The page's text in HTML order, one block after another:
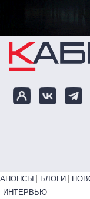
Перейти к
Primary links bottom
АНОНСЫ БЛОГИ
ИНТЕРВЬЮ